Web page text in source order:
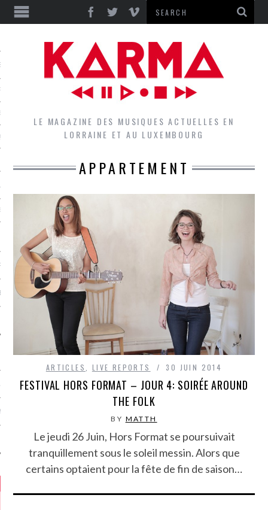
GROUPES DU LOCAL
LE LOCAL DU MAGAZINE
LE MAGAZINE DES MUSIQUES ACTUELLES EN
LORRAINE ET AU LUXEMBOURG
APPARTEMENT
ARTICLES LIVE REPORTS 30 JUIN 2014
FESTIVAL HORS FORMAT – JOUR 4: SOIRÉE AROUND
THE FOLK
BY MATTH
Le jeudi 26 Juin, Hors Format se poursuivait
tranquillement sous le soleil messin. Alors que
certains optaient pour la fête de fin de saison…